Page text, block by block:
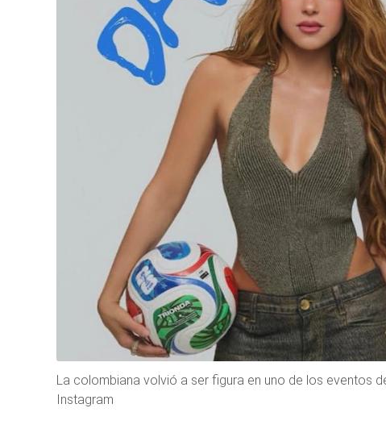
La colombiana volvió a ser figura en uno de los eventos
Instagram